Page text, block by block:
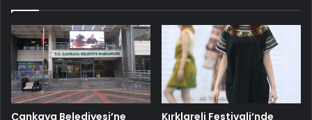
Çankaya Belediyesi’ne
Kırklareli Festivali’nde